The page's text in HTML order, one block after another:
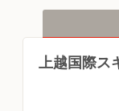
上越国際ス